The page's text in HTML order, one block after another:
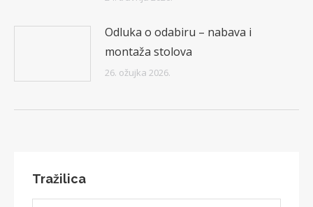
Odluka o odabiru – nabava i
montaža stolova
26. ožujka 2026.
Tražilica